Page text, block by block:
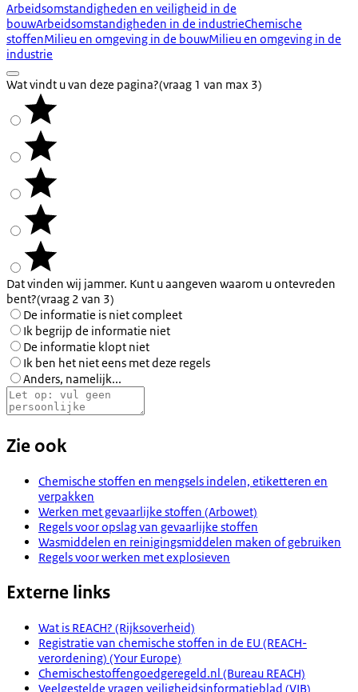
Arbeidsomstandigheden en veiligheid in de
bouwArbeidsomstandigheden in de industrieChemische
stoffenMilieu en omgeving in de bouwMilieu en omgeving in de
industrie
Wat vindt u van deze pagina?(vraag 1 van max 3)
Dat vinden wij jammer. Kunt u aangeven waarom u ontevreden
bent?(vraag 2 van 3)
De informatie is niet compleet
Ik begrijp de informatie niet
De informatie klopt niet
Ik ben het niet eens met deze regels
Anders, namelijk...
Zie ook
Chemische stoffen en mengsels indelen, etiketteren en
verpakken
Werken met gevaarlijke stoffen (Arbowet)
Regels voor opslag van gevaarlijke stoffen
Wasmiddelen en reinigingsmiddelen maken of gebruiken
Regels voor werken met explosieven
Externe links
Wat is REACH? (Rijksoverheid)
Registratie van chemische stoffen in de EU (REACH-
verordening) (Your Europe)
Chemischestoffengoedgeregeld.nl (Bureau REACH)
Veelgestelde vragen veiligheidsinformatieblad (VIB)